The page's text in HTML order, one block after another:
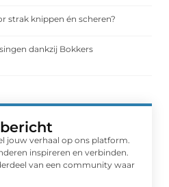
strak knippen én scheren?
dankzij Bokkers
jouw verhaal op ons platform.
inspireren en verbinden.
van een community waar